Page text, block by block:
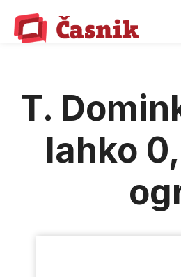
content
T.
lahko